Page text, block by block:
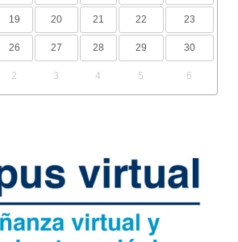
19 20 21 22 23
26 27 28 29 30
2 3 4 5 6